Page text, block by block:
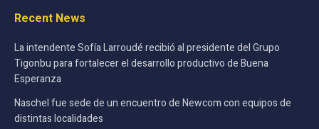
Recent News
La intendente Sofía Larroudé recibió al presidente del Grupo
Tigonbu para fortalecer el desarrollo productivo de Buena
Esperanza
Naschel fue sede de un encuentro de Newcom con equipos de
distintas localidades